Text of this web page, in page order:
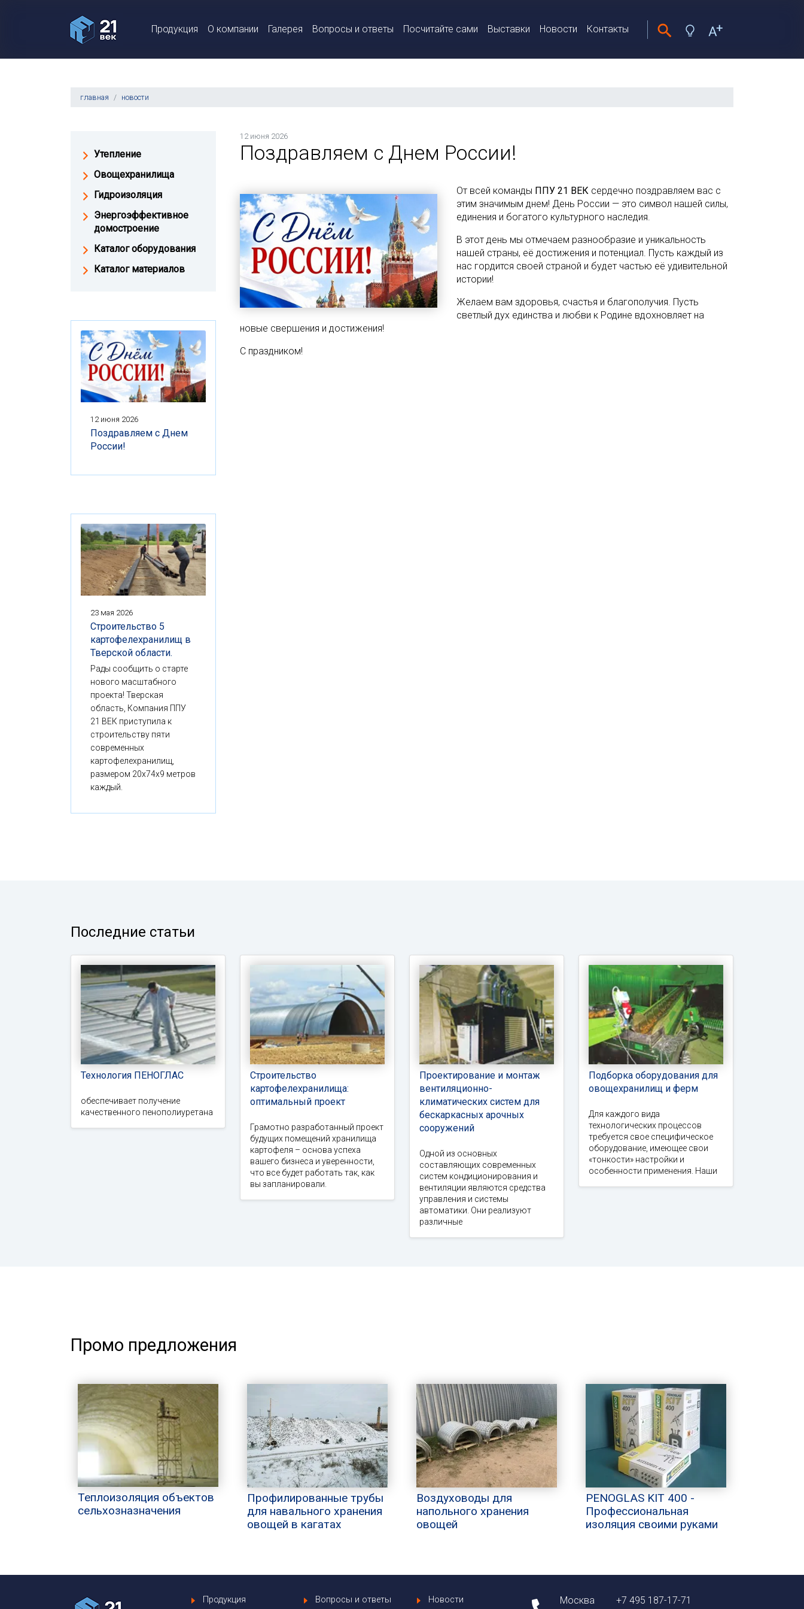
Продукция О компании Галерея Вопросы и ответы Посчитайте сами Выставки Новости Контакты
главная новости
12 июня 2026
Поздравляем с Днем России!
От всей команды ППУ 21 ВЕК сердечно поздравляем вас с
этим значимым днем! День России — это символ нашей силы,
единения и богатого культурного наследия.
В этот день мы отмечаем разнообразие и уникальность
нашей страны, её достижения и потенциал. Пусть каждый из
нас гордится своей страной и будет частью её удивительной
истории!
Желаем вам здоровья, счастья и благополучия. Пусть
светлый дух единства и любви к Родине вдохновляет на
новые свершения и достижения!
С праздником!
Утепление
Овощехранилища
Гидроизоляция
Энергоэффективное
домостроение
Каталог оборудования
Каталог материалов
12 июня 2026
Поздравляем с Днем
России!
23 мая 2026
Строительство 5
картофелехранилищ в
Тверской области.
Рады сообщить о старте
нового масштабного
проекта! Тверская
область, Компания ППУ
21 ВЕК приступила к
строительству пяти
современных
картофелехранилищ,
размером 20x74x9 метров
каждый.
Последние статьи
Технология ПЕНОГЛАС
обеспечивает получение
качественного пенополиуретана
Строительство
картофелехранилища:
оптимальный проект
Грамотно разработанный проект
будущих помещений хранилища
картофеля – основа успеха
вашего бизнеса и уверенности,
что все будет работать так, как
вы запланировали.
Проектирование и монтаж
вентиляционно-
климатических систем для
бескаркасных арочных
сооружений
Одной из основных
составляющих современных
систем кондиционирования и
вентиляции являются средства
управления и системы
автоматики. Они реализуют
различные
Подборка оборудования для
овощехранилищ и ферм
Для каждого вида
технологических процессов
требуется свое специфическое
оборудование, имеющее свои
«тонкости» настройки и
особенности применения. Наши
Промо предложения
Теплоизоляция объектов
сельхозназначения
Профилированные трубы
для навального хранения
овощей в кагатах
Воздуховоды для
напольного хранения
овощей
PENOGLAS KIT 400 -
Профессиональная
изоляция своими руками
Продукция Вопросы и ответы Новости
Москва
+7 495 187-17-71